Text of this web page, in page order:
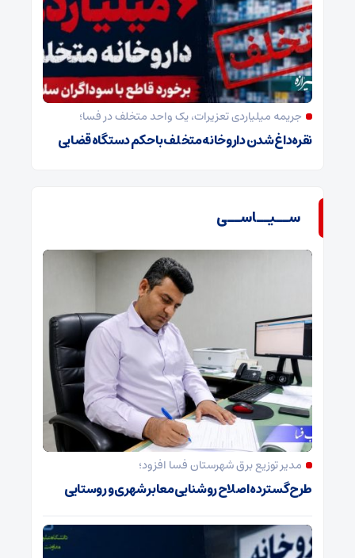
جریمه میلیاردی تعزیرات، یک واحد متخلف در فسا؛
نقره‌داغ شدن داروخانه متخلف با حکم دستگاه قضایی
ســیــاســی
مدیر توزیع برق شهرستان فسا افزود؛
طرح گسترده اصلاح روشنایی معابر شهری و روستایی